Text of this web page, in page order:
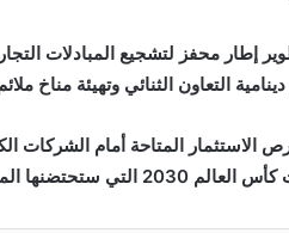
محفز لتشجيع المبادلات
التعاون الثنائي وتهيئة مناخ
المتاحة أمام الشركات
المملكة.